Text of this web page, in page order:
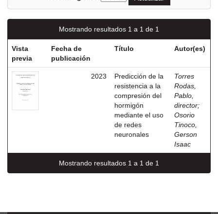
Mostrando resultados 1 a 1 de 1
Vista
previa
Fecha de
publicación
Título Autor(es)
2023
Predicción de la
resistencia a la
compresión del
hormigón
mediante el uso
de redes
neuronales
Torres
Rodas,
Pablo,
director;
Osorio
Tinoco,
Gerson
Isaac
Mostrando resultados 1 a 1 de 1